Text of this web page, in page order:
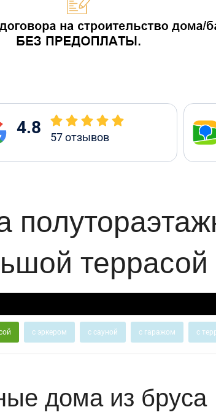
4.8 57отзывов
террасой
с эркером с сауной с гаражом с
дома из бруса